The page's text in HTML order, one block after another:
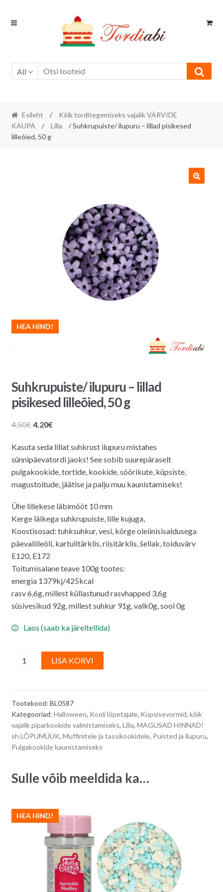
Skip
Skip
All
Esileht /
Kõik torditegemiseks vajalik VÄRVIDE
KAUPA
/ Lilla
/ Suhkrupuiste/ ilupuru – lillad pisikesed
lilleõied, 50 g
HEA HIND!
Suhkrupuiste/ ilupuru – lillad
pisikesed lilleõied, 50 g
4.50€Algne
oli:
4.50€.
4.20€Praegune
on:
4.20€.
Kasuta seda lillat suhkrust ilupuru mistahes
sünnipäevatordi jaoks! See sobib suurepäraselt
pulgakookide, tortide, kookide, sõõrikute, küpsiste,
magustoitude, jäätise ja palju muu kaunistamiseks!
Ühe lillekese läbimõõt 10 mm
Kerge läikega suhkrupuiste, lille kujuga,
Koostisosad: tuhksuhkur, vesi, kõrge oleiinisisaldusega
päevalilleõli, kartulitärklis, riisitärklis, šellak, toiduvärv
E120, E172
Toitumisalane teave 100g tootes:
energia 1379kj/425kcal
rasv 6,6g, millest küllastunud rasvhapped 3,6g
süsivesikud 92g, millest suhkur 91g, valk0g, sool 0g
Laos (saab ka järeltellida)
Suhkrupuiste/
pisikesed
lilleõied,
50
g
LISA KORVI
n
a
e
Tootekood: BL0587
Kategooriad: Halloween, Kooli lõpetajale, Küpsisevormid, kõik
vajalik piparkookide valmistamiseks, Lilla, MAGUSAD HINNAD!
sh LÕPUMÜÜK, Muffinitele ja tassikookidele, Puisted ja ilupuru,
Pulgakookide kaunistamiseks
Sulle võib meeldida ka…
HEA HIND!